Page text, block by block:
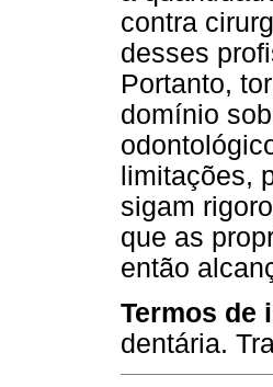
contra
desses
Portanto,
domínio
limitações,
sigam
que as
então
Termos de
dentária.